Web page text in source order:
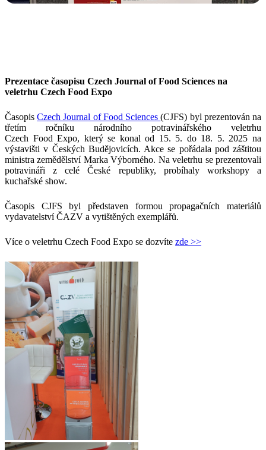
Prezentace časopisu Czech Journal of Food Sciences na
veletrhu Czech Food Expo
ČasopisCzech Journal of Food Sciences(CJFS) byl prezentován na
třetím ročníku národního potravinářského veletrhu
Czech Food Expo, který se konal od 15. 5. do 18. 5. 2025 na
výstavišti v Českých Budějovicích. Akce se pořádala pod záštitou
ministra zemědělství Marka Výborného. Na veletrhu se prezentovali
potravináři z celé České republiky, probíhaly workshopy a
kuchařské show.
Časopis CJFS byl představen formou propagačních materiálů
vydavatelství ČAZV a vytištěných exemplářů.
Více o veletrhu Czech Food Expo se dozvíte zde >>